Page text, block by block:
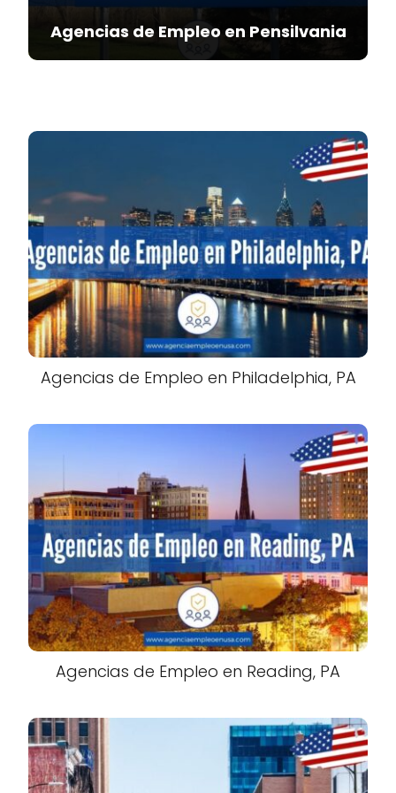
Agencias de Empleo en Pensilvania
Agencias de Empleo en Philadelphia, PA
Agencias de Empleo en Reading, PA